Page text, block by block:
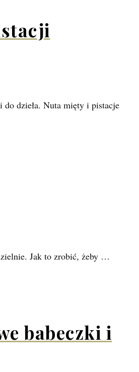
do dzieła. Nuta mięty i pistacje
Jak to zrobić, żeby …
babeczki i